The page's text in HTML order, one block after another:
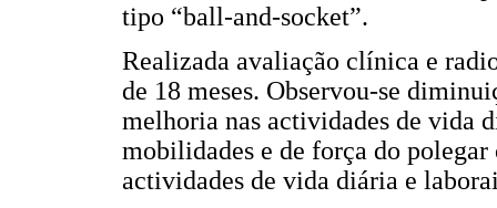
tipo “ball-and-socket”.
Realizada avaliação clínica e
de 18 meses. Observou-se
melhoria nas actividades de vida
mobilidades e de força do
actividades de vida diária e